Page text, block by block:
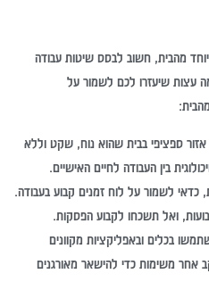
מהבית, חשוב לבסס שיטות עבודה
עצות שיעזרו לכם לשמור על
אזור ספציפי בבית שהוא נוח, שקט וללא
בין העבודה לחיים האישיים.
כדאי לשמור על לוח זמנים קבוע בעבודה.
ואל תשכחו לקבוע הפסקות.
בכלים ובאפליקציות מקוונים
אחר משימות כדי להישאר מאורגנים